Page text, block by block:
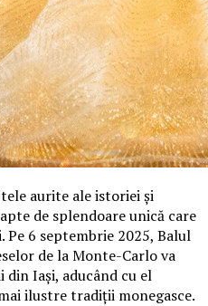
aurite ale istoriei și
de splendoare unică care
Pe 6 septembrie 2025, Balul
de la Monte-Carlo va
Iași, aducând cu el
ilustre tradiții monegasce.